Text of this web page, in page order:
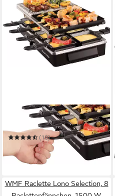
RUSSELL HOBBS
Raclette 26280-56
(18)
69,44 €
leider ausverkauft
WMF Raclette Lono Selection, 8